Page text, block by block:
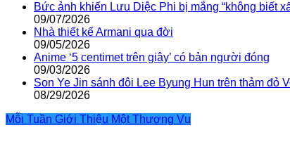
Bức ảnh khiến Lưu Diệc Phi bị mắng “không biết
09/07/2026
Nhà thiết kế Armani qua đời
09/05/2026
Anime ‘5 centimet trên giây’ có bản người đóng
09/03/2026
Son Ye Jin sánh đôi Lee Byung Hun trên thảm đỏ
08/29/2026
Mỗi Tuần Giới Thiệu Một Thương Vụ